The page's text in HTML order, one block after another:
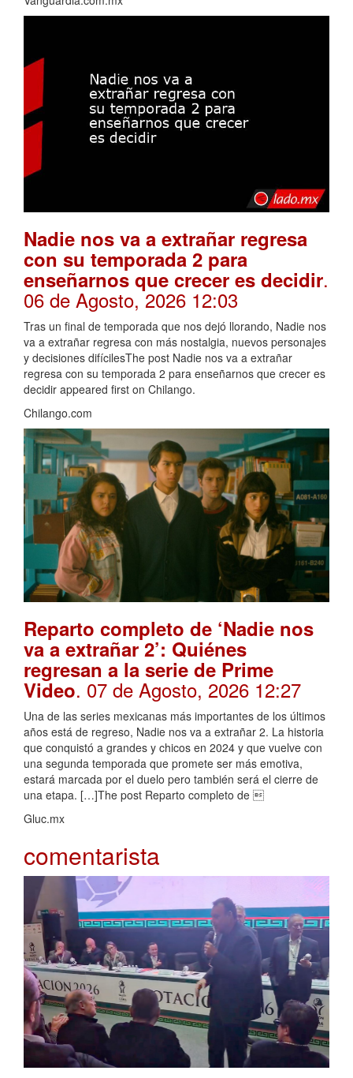
Nadie nos va a extrañar regresa
con su temporada 2 para
enseñarnos que crecer es decidir.
06 de Agosto, 2026 12:03
Tras un final de temporada que nos dejó llorando, Nadie nos
va a extrañar regresa con más nostalgia, nuevos personajes
y decisiones difícilesThe post Nadie nos va a extrañar
regresa con su temporada 2 para enseñarnos que crecer es
decidir appeared first on Chilango.
Chilango.com
Reparto completo de ‘Nadie nos
va a extrañar 2’: Quiénes
regresan a la serie de Prime
Video. 07 de Agosto, 2026 12:27
Una de las series mexicanas más importantes de los últimos
años está de regreso, Nadie nos va a extrañar 2. La historia
que conquistó a grandes y chicos en 2024 y que vuelve con
una segunda temporada que promete ser más emotiva,
estará marcada por el duelo pero también será el cierre de
una etapa. […]The post Reparto completo de 
Gluc.mx
comentarista